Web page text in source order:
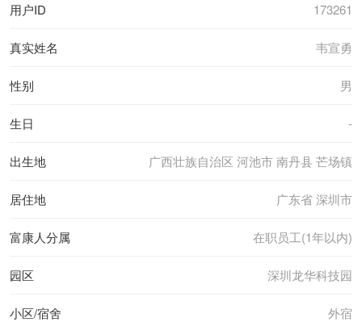
173261
用户ID
韦宣勇
真实姓名
男
性别
-
生日
广西壮族自治区 河池市 南丹县 芒场镇
出生地
广东省 深圳市
居住地
在职员工(1年以内)
富康人分属
深圳龙华科技园
园区
外宿
小区/宿舍